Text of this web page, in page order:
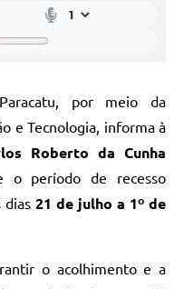
por meio da
e Tecnologia, informa à
Roberto da Cunha
o período de recesso
dias 21 de julho a 1º de
o acolhimento e a